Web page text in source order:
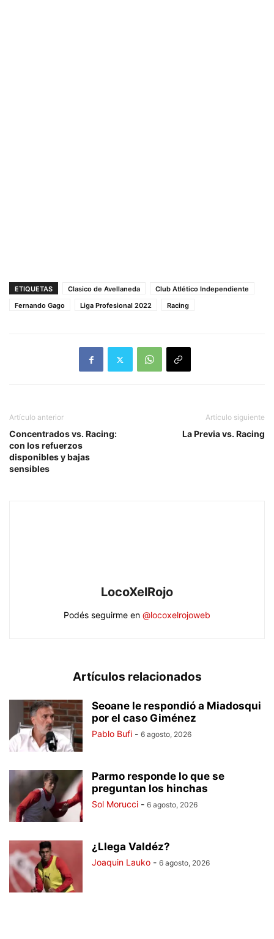
ETIQUETAS Clasico de Avellaneda
Club Atlético Independiente
Fernando Gago
Liga Profesional 2022 Racing
Artículo anterior
Concentrados vs. Racing:
con los refuerzos
disponibles y bajas
sensibles
Artículo siguiente
La Previa vs. Racing
LocoXelRojo
Podés seguirme en @locoxelrojoweb
Artículos relacionados
Seoane le respondió a Miadosqui
por el caso Giménez
Pablo Bufi - 6 agosto, 2026
Parmo responde lo que se
preguntan los hinchas
Sol Morucci - 6 agosto, 2026
¿Llega Valdéz?
Joaquin Lauko - 6 agosto, 2026